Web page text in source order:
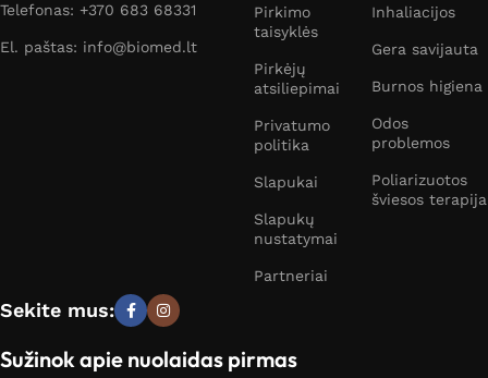
Telefonas: +370 683 68331
El. paštas: info@biomed.lt
Pirkimo
taisyklės
Pirkėjų
atsiliepimai
Privatumo
politika
Slapukai
Slapukų
nustatymai
Partneriai
Inhaliacijos
Gera savijauta
Burnos higiena
Odos
problemos
Poliarizuotos
šviesos terapija
Sekite mus:
Sužinok apie nuolaidas pirmas